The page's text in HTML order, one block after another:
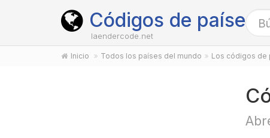
Códigos de países
laendercode.net
Inicio Todos los países del mundo Los códigos de